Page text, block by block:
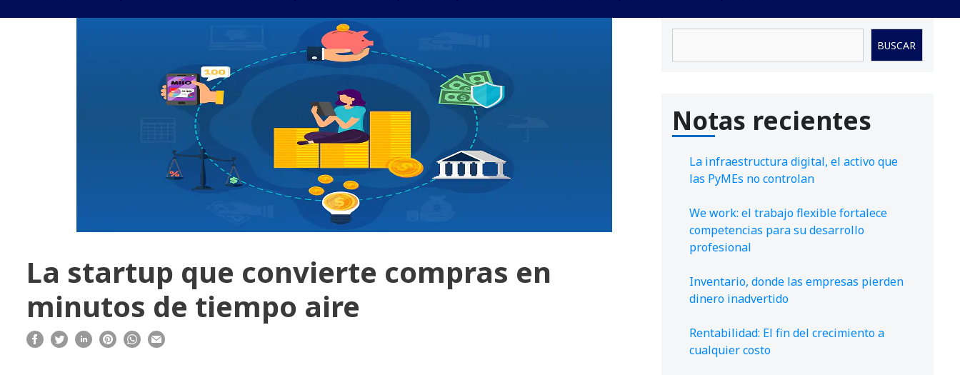
La startup que convierte compras en
minutos de tiempo aire
BUSCAR
Notas recientes
La infraestructura digital, el activo que
las PyMEs no controlan
We work: el trabajo flexible fortalece
competencias para su desarrollo
profesional
Inventario, donde las empresas pierden
dinero inadvertido
Rentabilidad: El fin del crecimiento a
cualquier costo